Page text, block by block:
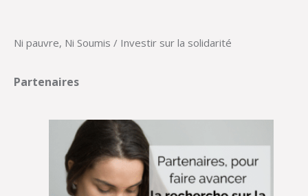
Ni pauvre, Ni Soumis / Investir sur la solidarité
Partenaires